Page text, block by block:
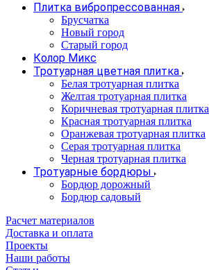
Плитка вибропрессованная
Брусчатка
Новый город
Старый город
Колор Микс
Тротуарная цветная плитка
Белая тротуарная плитка
Желтая тротуарная плитка
Коричневая тротуарная плитка
Красная тротуарная плитка
Оранжевая тротуарная плитка
Серая тротуарная плитка
Черная тротуарная плитка
Тротуарные бордюры
Бордюр дорожный
Бордюр садовый
Расчет материалов
Доставка и оплата
Проекты
Наши работы